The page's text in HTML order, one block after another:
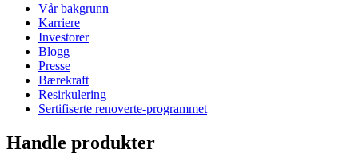
Vår bakgrunn
Karriere
Investorer
Blogg
Presse
Bærekraft
Resirkulering
Sertifiserte renoverte-programmet
Handle produkter